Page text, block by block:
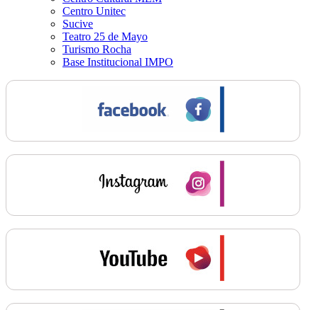
Centro Unitec
Sucive
Teatro 25 de Mayo
Turismo Rocha
Base Institucional IMPO